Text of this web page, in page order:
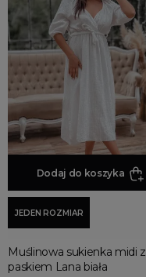
Dodaj do koszyka
JEDEN ROZMIAR
Muślinowa sukienka midi z
paskiem Lana biała